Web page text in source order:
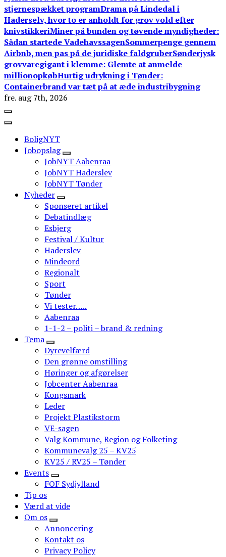
stjernespækket programDrama på Lindedal i
Haderselv, hvor to er anholdt for grov vold efter
knivstikkeriMiner på bunden og tøvende myndigheder:
Sådan startede VadehavssagenSommerpenge gennem
Airbnb, men pas på de juridiske faldgruberSønderjysk
grovvaregigant i klemme: Glemte at anmelde
millionopkøbHurtig udrykning i Tønder:
Containerbrand var tæt på at æde industribygning
fre. aug 7th, 2026
BoligNYT
Jobopslag
JobNYT Aabenraa
JobNYT Haderslev
JobNYT Tønder
Nyheder
Sponseret artikel
Debatindlæg
Esbjerg
Festival / Kultur
Haderslev
Mindeord
Regionalt
Sport
Tønder
Vi tester…..
Aabenraa
1-1-2 – politi – brand & redning
Tema
Dyrevelfærd
Den grønne omstilling
Høringer og afgørelser
Jobcenter Aabenraa
Kongsmark
Leder
Projekt Plastikstorm
VE-sagen
Valg Kommune, Region og Folketing
Kommunevalg 25 – KV25
KV25 / RV25 – Tønder
Events
FOF Sydjylland
Tip os
Værd at vide
Om os
Annoncering
Kontakt os
Privacy Policy